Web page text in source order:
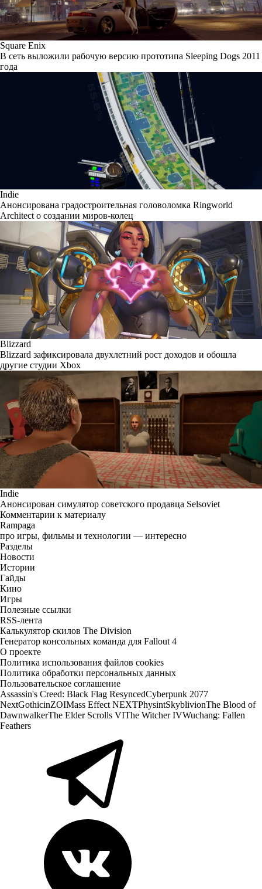
Square Enix
В сеть выложили рабочую версию прототипа Sleeping Dogs 2011
года
Indie
Анонсирована градостроительная головоломка Ringworld
Architect о создании миров-колец
Blizzard
Blizzard зафиксировала двухлетний рост доходов и обошла
другие студии Xbox
Indie
Анонсирован симулятор советского продавца Selsoviet
Комментарии к материалу
Rampaga
про игры, фильмы и технологии — интересно
Разделы
Новости
Истории
Гайды
Кино
Игры
Полезные ссылки
RSS-лента
Калькулятор скилов The Division
Генератор консольных команда для Fallout 4
О проекте
Политика использования файлов cookies
Политика обработки персональных данных
Пользовательское соглашение
Assassin's Creed: Black Flag ResyncedCyberpunk 2077
NextGothicinZOIMass Effect NEXTPhysintSkyblivionThe Blood of
DawnwalkerThe Elder Scrolls VIThe Witcher IVWuchang: Fallen
Feathers